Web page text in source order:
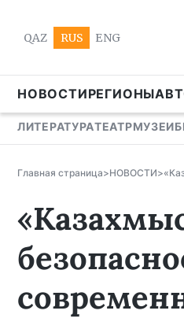
QAZ RUS ENG
НОВОСТИРЕГИОНЫ
ЛИТЕРАТУРАТЕАТРМУЗЕИ
Главная страница>НОВОСТИ>